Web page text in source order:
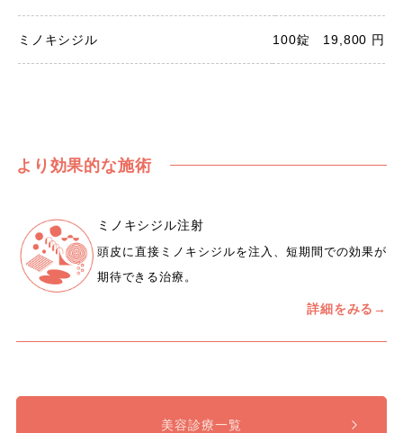
ミノキシジル 100錠 19,800
より効果的な施術
ミノキシジル注射
頭皮に直接ミノキシジルを注入、短期間での効果が
期待できる治療。
詳細をみる→
美容診療一覧